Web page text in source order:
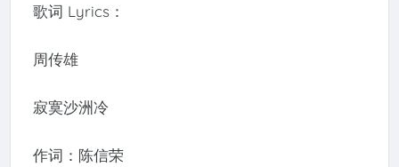
歌词 Lyrics：
周传雄
寂寞沙洲冷
作词：陈信荣